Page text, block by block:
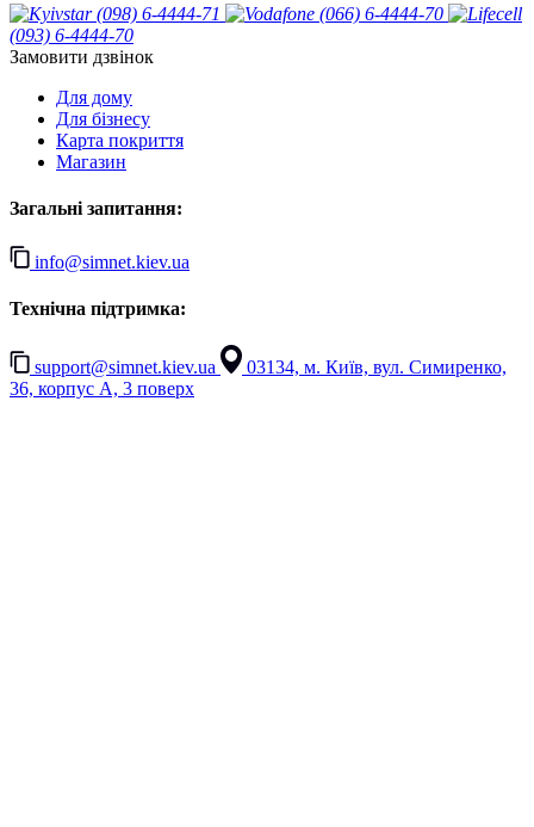
(098) 6-4444-71
(066) 6-4444-70
(093) 6-4444-70
Замовити дзвінок
Для дому
Для бізнесу
Карта покриття
Магазин
Загальні запитання:
info@simnet.kiev.ua
Технічна підтримка:
support@simnet.kiev.ua
03134, м. Київ, вул. Симиренко,
36, корпус А, 3 поверх